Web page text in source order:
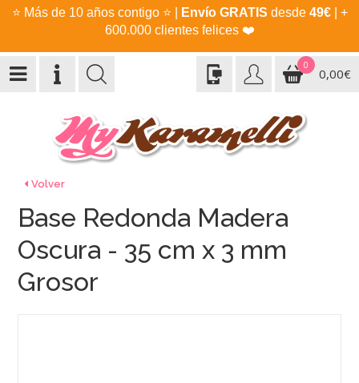
⭐ Más de 10 años contigo ⭐ Envío GRATIS desde 49€| +
600.000 clientes felices ❤️
0
0,00€
Volver
Base Redonda Madera
Oscura - 35 cm x 3 mm
Grosor